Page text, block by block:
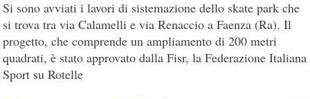
Si sono avviati i lavori di sistemazione dello skate park che
si trova tra via Calamelli e via Renaccio a Faenza (Ra). Il
progetto, che comprende un ampliamento di 200 metri
quadrati, è stato approvato dalla Fisr, la Federazione Italiana
Sport su Rotelle